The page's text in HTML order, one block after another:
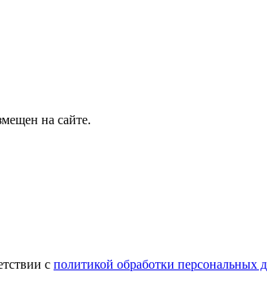
на сайте.
с политикой обработки персональных